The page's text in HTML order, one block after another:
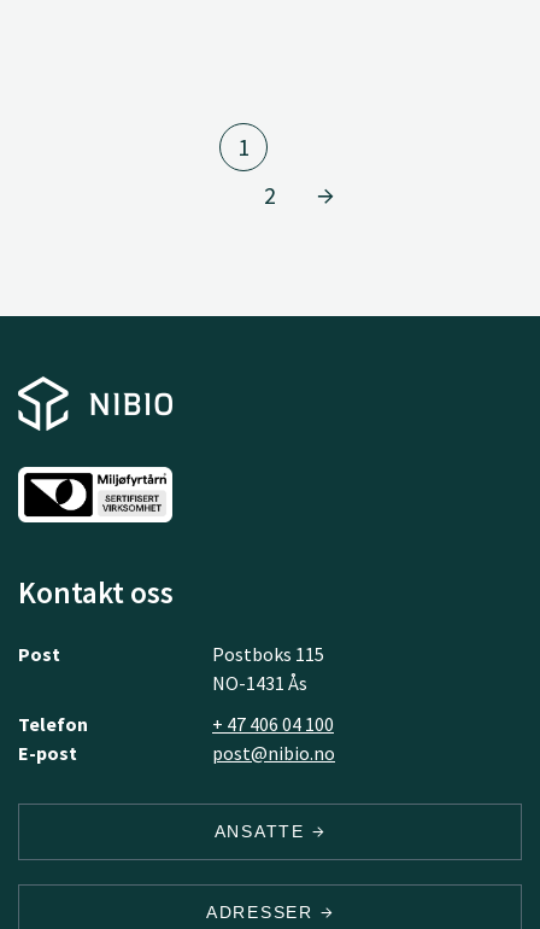
1
2
Kontakt oss
Post
Postboks 115
NO-1431 Ås
Telefon
+ 47 406 04 100
E-post
post@nibio.no
ANSATTE
ADRESSER